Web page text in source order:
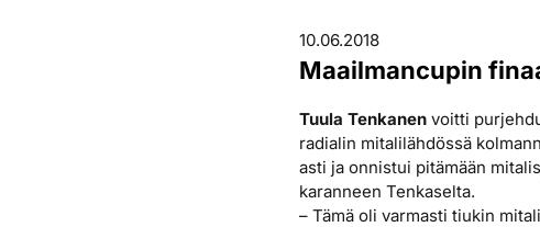
10.06.2018
Maailmancupin
Tuula Tenkanen voitti
radialin mitalilähdössä
asti ja onnistui pitämään
karanneen Tenkaselta.
– Tämä oli varmasti tiukin